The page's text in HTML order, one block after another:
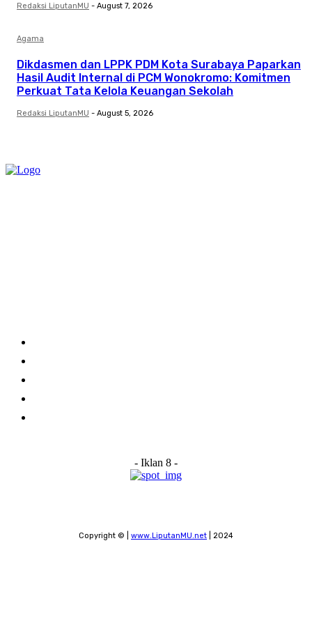
Redaksi LiputanMU - August 7, 2026
Agama
Dikdasmen dan LPPK PDM Kota Surabaya Paparkan
Hasil Audit Internal di PCM Wonokromo: Komitmen
Perkuat Tata Kelola Keuangan Sekolah
Redaksi LiputanMU - August 5, 2026
- Iklan 8 -
Copyright © | www.LiputanMU.net | 2024